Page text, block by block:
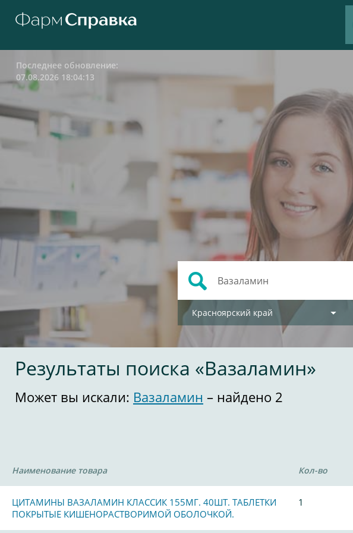
Последнее обновление:
07.08.2026 18:04:13
Красноярский край
Результаты поиска «Вазаламин»
Может вы искали: Вазаламин – найдено 2
Наименование товара Кол-во
ЦИТАМИНЫ ВАЗАЛАМИН КЛАССИК 155МГ. 40ШТ. ТАБЛЕТКИ
ПОКРЫТЫЕ КИШЕНОРАСТВОРИМОЙ ОБОЛОЧКОЙ.
1